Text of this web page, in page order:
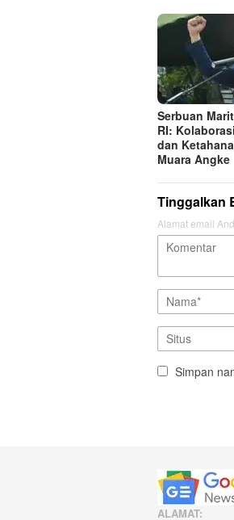
Serbuan
RI:
dan
Muara Angke
Tinggalkan
Alamat email
Simpan
ALAMAT: